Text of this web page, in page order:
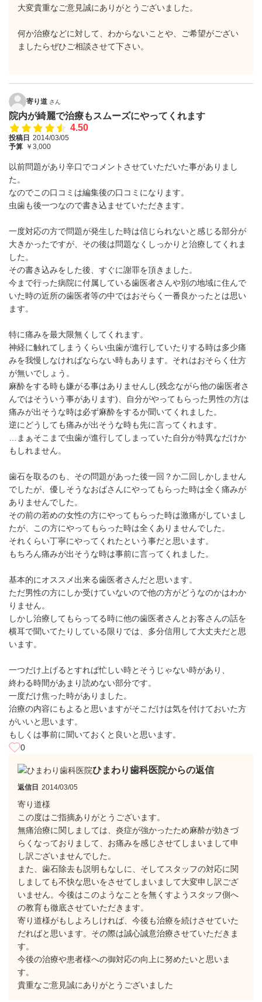
大変貴重なご意見誠にありがとうございました。
何か治療などに対して、わからないことや、ご希望がござい
ましたらぜひご相談させて下さい。
寄り道 さん
院内が綺麗で治療もスムーズにやってくれます
4.50
投稿日 2014/03/05
予算 ￥3,000
以前問題があり辛口でコメントさせていただいた事がありまし
た。
なのでこの口コミは編集後の口コミになります。
虫歯も後一つなので書き込ませていただきます。
一度対応の方で問題が発生した時は信じられないと感じる部分が
大きかったですが、その後は問題なくしっかりと治療してくれま
した。
その書き込みをした後、すぐに謝罪を頂きました。
今まで行った病院に付属している歯医者さんや別の地域に住んで
いた時の近所の歯医者等の中ではおそらく一番良かったとは思い
ます。
特に痛みを最大限無くしてくれます。
神経に触れてしまうくらい虫歯が進行していたりする時は多少痛
みを我慢しなければならない時もあります。それはおそらく仕方
が無いでしょう。
麻酔をする時も嫌がる事はありませんし(残念ながら他の歯医者さ
んではそういう事があります)、自分がやってもらった男性の方は
痛みが出そうな時は必ず麻酔をするか聞いてくれました。
逆にどうしても痛みが出そうな時も先に言ってくれます。
…まぁそこまで虫歯が進行してしまっていた自分が特異なだけか
もしれません。
歯石を取るのも、その問題があった後一回？か二回しかしません
でしたが、優しそうなおばさんにやってもらった時は全く痛みが
ありませんでした。
その前の若めの女性の方にやってもらった時は激痛がしていまし
たが、この方にやってもらった時は全くありませんでした。
それくらい丁寧にやってくれたという事だと思います。
もちろん痛みが出そうな時は事前に言ってくれました。
基本的にオススメ出来る歯医者さんだと思います。
ただ男性の方にしか受けていないので他の方がどうなのかはわか
りません。
しかし治療してもらってる時に他の歯医者さんとお客さんの話を
横耳で聞いてたりしている限りでは、多分信用して大丈夫だと思
います。
一つだけ上げるとすれば忙しい時とそうじゃない時があり、
終わる時間があまり読めない部分です。
一度だけ焦った時がありました。
治療の内容にもよると思いますがそこだけは気を付けておいた方
がいいと思います。
もしくは事前に聞いておくと良いと思います。
0
ひまわり歯科医院からの返信
返信日 2014/03/05
寄り道様
この度はご指摘ありがとうございます。
無痛治療に関しましては、炎症が強かったため麻酔が効きづ
らくなっておりまして、お痛みを感じさせてしまいまして申
し訳ございませんでした。
また、歯石除去も説明もなしに、そしてスタッフの対応に関
しましても不快な思いをさせてしまいまして大変申し訳ござ
いません。今後はこのようなことを無くすようスタッフ側へ
の教育も徹底させていただきます。
寄り道様がもしよろしければ、今後も治療を続けさせていた
だればと思います。その際は誠心誠意治療させていただきま
す。
今後の治療や患者様への御対応の向上に努めたいと思いま
す。
貴重なご意見誠にありがとうございました